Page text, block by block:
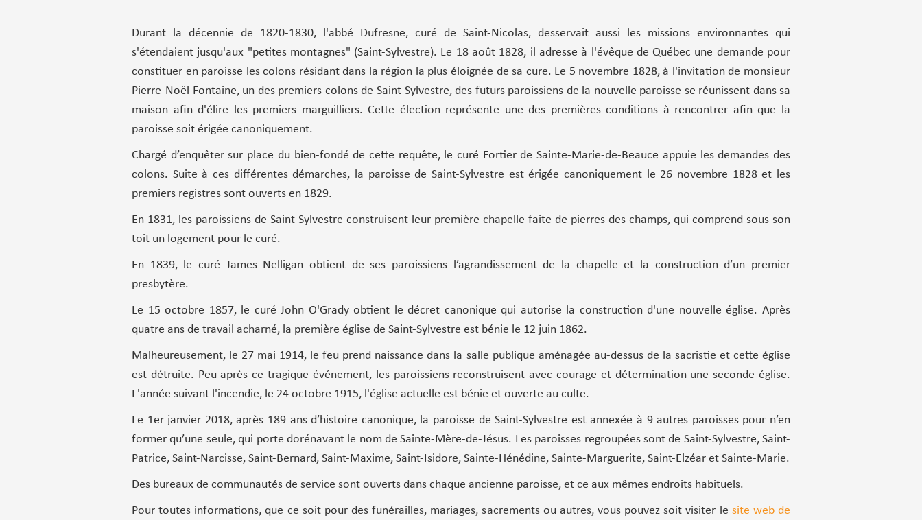
Durant la décennie de 1820-1830, l'abbé Dufresne, curé de Saint-Nicolas, desservait aussi les missions environnantes qui
s'étendaient jusqu'aux "petites montagnes" (Saint-Sylvestre). Le 18 août 1828, il adresse à l'évêque de Québec une demande pour
constituer en paroisse les colons résidant dans la région la plus éloignée de sa cure. Le 5 novembre 1828, à l'invitation de monsieur
Pierre-Noël Fontaine, un des premiers colons de Saint-Sylvestre, des futurs paroissiens de la nouvelle paroisse se réunissent dans sa
maison afin d'élire les premiers marguilliers. Cette élection représente une des premières conditions à rencontrer afin que la
paroisse soit érigée canoniquement.
Chargé d’enquêter sur place du bien-fondé de cette requête, le curé Fortier de Sainte-Marie-de-Beauce appuie les demandes des
colons. Suite à ces différentes démarches, la paroisse de Saint-Sylvestre est érigée canoniquement le 26 novembre 1828 et les
premiers registres sont ouverts en 1829.
En 1831, les paroissiens de Saint-Sylvestre construisent leur première chapelle faite de pierres des champs, qui comprend sous son
toit un logement pour le curé.
En 1839, le curé James Nelligan obtient de ses paroissiens l’agrandissement de la chapelle et la construction d’un premier
presbytère.
Le 15 octobre 1857, le curé John O'Grady obtient le décret canonique qui autorise la construction d'une nouvelle église. Après
quatre ans de travail acharné, la première église de Saint-Sylvestre est bénie le 12 juin 1862.
Malheureusement, le 27 mai 1914, le feu prend naissance dans la salle publique aménagée au-dessus de la sacristie et cette église
est détruite. Peu après ce tragique événement, les paroissiens reconstruisent avec courage et détermination une seconde église.
L'année suivant l'incendie, le 24 octobre 1915, l'église actuelle est bénie et ouverte au culte.
Le 1er janvier 2018, après 189 ans d’histoire canonique, la paroisse de Saint-Sylvestre est annexée à 9 autres paroisses pour n’en
former qu’une seule, qui porte dorénavant le nom de Sainte-Mère-de-Jésus. Les paroisses regroupées sont de Saint-Sylvestre, Saint-
Patrice, Saint-Narcisse, Saint-Bernard, Saint-Maxime, Saint-Isidore, Sainte-Hénédine, Sainte-Marguerite, Saint-Elzéar et Sainte-Marie.
Des bureaux de communautés de service sont ouverts dans chaque ancienne paroisse, et ce aux mêmes endroits habituels.
Pour toutes informations, que ce soit pour des funérailles, mariages, sacrements ou autres, vous pouvez soit visiter le site web de